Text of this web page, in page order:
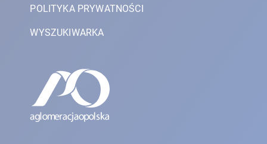
POLITYKA PRYWATNOŚCI
WYSZUKIWARKA